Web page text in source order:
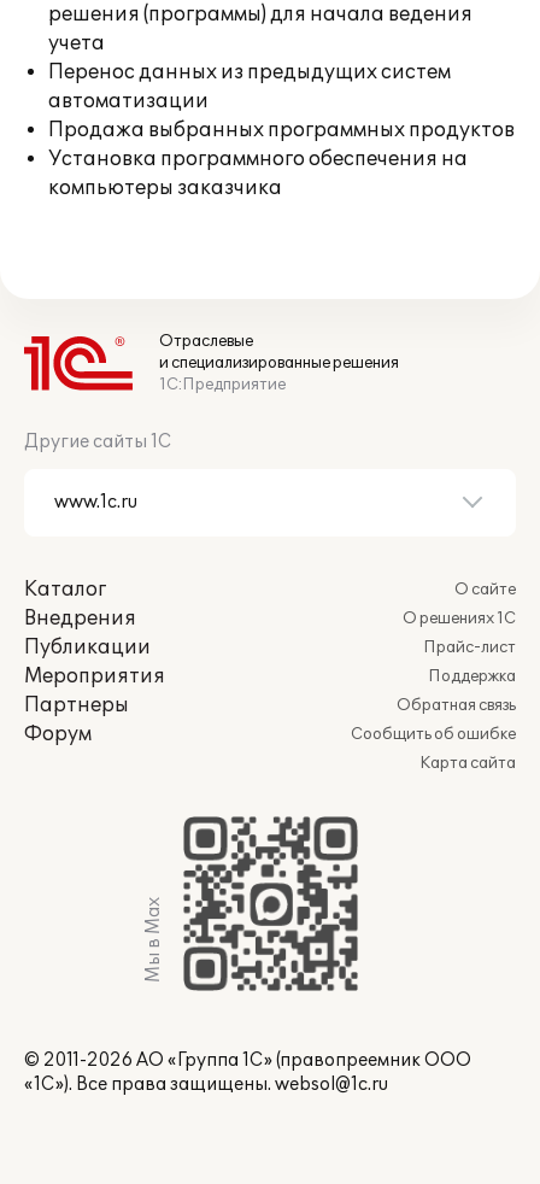
решения (программы) для начала ведения
учета
Перенос данных из предыдущих систем
автоматизации
Продажа выбранных программных продуктов
Установка программного обеспечения на
компьютеры заказчика
Отраслевые
и специализированные решения
1С:Предприятие
Другие сайты 1С
Каталог
Внедрения
Публикации
Мероприятия
Партнеры
Форум
О сайте
О решениях 1С
Прайс-лист
Поддержка
Обратная связь
Сообщить об ошибке
Карта сайта
Мы в Max
© 2011-2026 АО «Группа 1С» (правопреемник ООО
«1С»). Все права защищены. websol@1c.ru